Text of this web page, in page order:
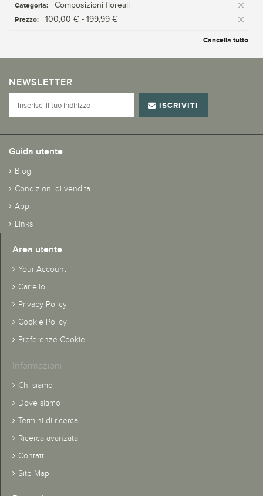
Categoria: Composizioni floreali
Prezzo: 100,00 € - 199,99 €
Cancella tutto
NEWSLETTER
ISCRIVITI
Guida utente
Blog
Condizioni di vendita
App
Links
Area utente
Your Account
Carrello
Privacy Policy
Cookie Policy
Preferenze Cookie
Informazioni
Chi siamo
Dove siamo
Termini di ricerca
Ricerca avanzata
Contatti
Site Map